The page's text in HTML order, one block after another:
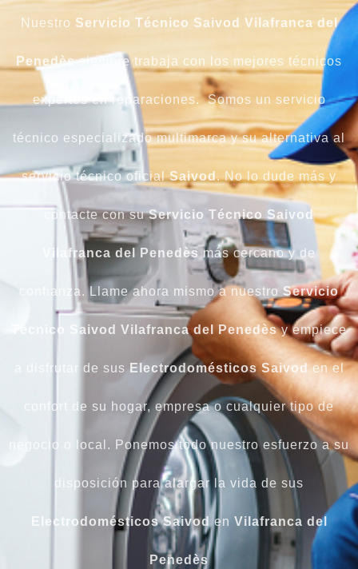
Nuestro Servicio Técnico Saivod Vilafranca del
Penedèssiempre trabaja con los mejores técnicos
expertos en reparaciones. Somos un servicio
técnico especializado multimarca y su alternativa al
servicio técnico oficialSaivod. No lo dude más y
contacte con suServicio Técnico Saivod
Vilafranca del Penedès más cercano y de
confianza. Llame ahora mismo a nuestro Servicio
Técnico Saivod Vilafranca del Penedèsy empiece
a disfrutar de sus Electrodomésticos Saivoden el
confort de su hogar, empresa o cualquier tipo de
negocio o local. Ponemos todo nuestro esfuerzo a su
disposición para alargar la vida de sus
Electrodomésticos Saivod en Vilafranca del
Penedès